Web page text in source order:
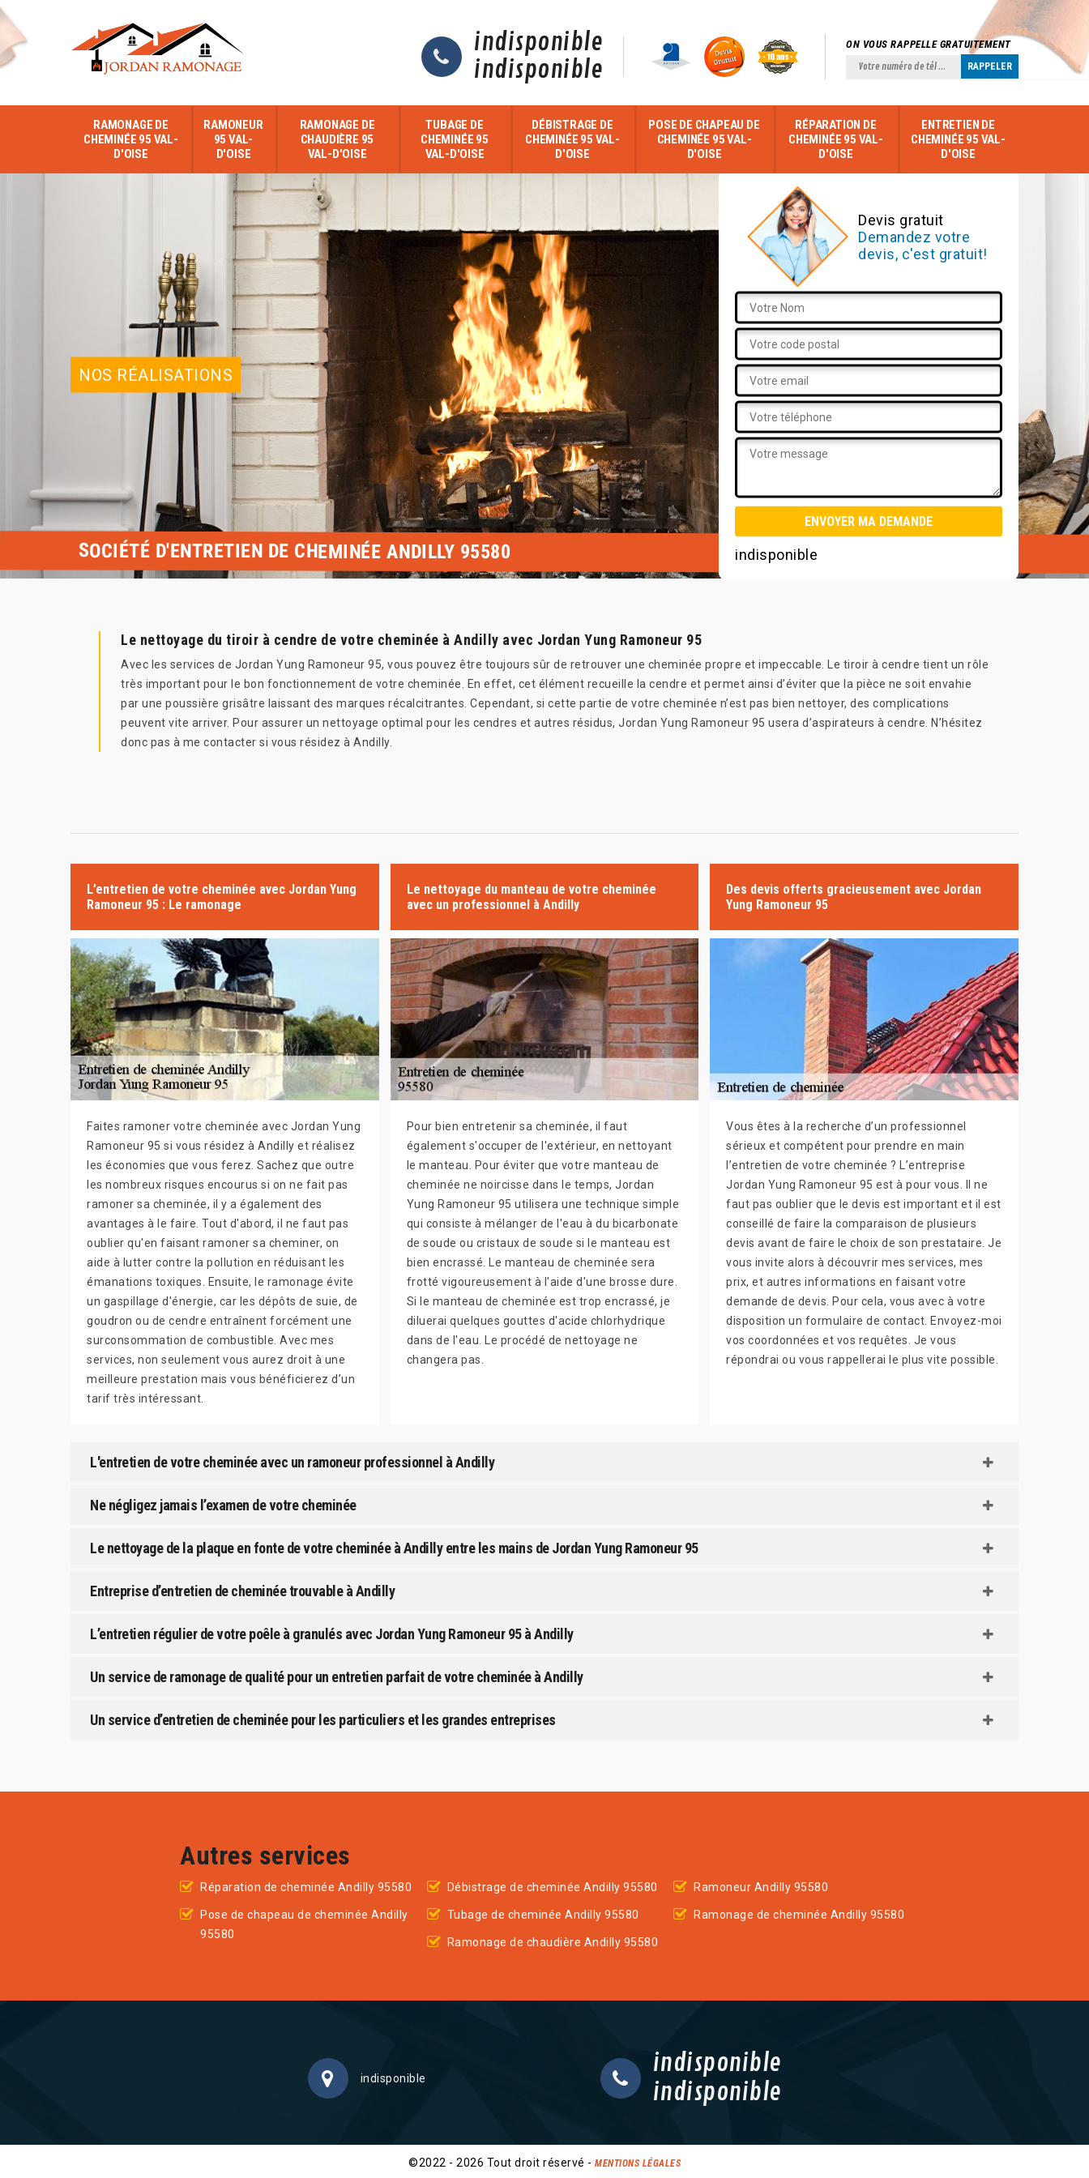
indisponible
indisponible
ON VOUS RAPPELLE GRATUITEMENT
RAMONAGE DE
CHEMINÉE 95 VAL-
D'OISE
RAMONEUR
95 VAL-
D'OISE
RAMONAGE DE
CHAUDIÈRE 95
VAL-D'OISE
TUBAGE DE
CHEMINÉE 95
VAL-D'OISE
DÉBISTRAGE DE
CHEMINÉE 95 VAL-
D'OISE
POSE DE CHAPEAU DE
CHEMINÉE 95 VAL-
D'OISE
RÉPARATION DE
CHEMINÉE 95 VAL-
D'OISE
ENTRETIEN DE
CHEMINÉE 95 VAL-
D'OISE
NOS RÉALISATIONS
Devis gratuit
Demandez votre
devis, c'est gratuit!
indisponible
SOCIÉTÉ D'ENTRETIEN DE CHEMINÉE ANDILLY 95580
Le nettoyage du tiroir à cendre de votre cheminée à Andilly avec Jordan Yung Ramoneur 95
Avec les services de Jordan Yung Ramoneur 95, vous pouvez être toujours sûr de retrouver une cheminée propre et impeccable. Le tiroir à cendre tient un rôle
très important pour le bon fonctionnement de votre cheminée. En effet, cet élément recueille la cendre et permet ainsi d’éviter que la pièce ne soit envahie
par une poussière grisâtre laissant des marques récalcitrantes. Cependant, si cette partie de votre cheminée n’est pas bien nettoyer, des complications
peuvent vite arriver. Pour assurer un nettoyage optimal pour les cendres et autres résidus, Jordan Yung Ramoneur 95 usera d’aspirateurs à cendre. N’hésitez
donc pas à me contacter si vous résidez à Andilly.
L’entretien de votre cheminée avec Jordan Yung
Ramoneur 95 : Le ramonage
Faites ramoner votre cheminée avec Jordan Yung
Ramoneur 95 si vous résidez à Andilly et réalisez
les économies que vous ferez. Sachez que outre
les nombreux risques encourus si on ne fait pas
ramoner sa cheminée, il y a également des
avantages à le faire. Tout d'abord, il ne faut pas
oublier qu'en faisant ramoner sa cheminer, on
aide à lutter contre la pollution en réduisant les
émanations toxiques. Ensuite, le ramonage évite
un gaspillage d'énergie, car les dépôts de suie, de
goudron ou de cendre entraînent forcément une
surconsommation de combustible. Avec mes
services, non seulement vous aurez droit à une
meilleure prestation mais vous bénéficierez d’un
tarif très intéressant.
Le nettoyage du manteau de votre cheminée
avec un professionnel à Andilly
Pour bien entretenir sa cheminée, il faut
également s'occuper de l'extérieur, en nettoyant
le manteau. Pour éviter que votre manteau de
cheminée ne noircisse dans le temps, Jordan
Yung Ramoneur 95 utilisera une technique simple
qui consiste à mélanger de l'eau à du bicarbonate
de soude ou cristaux de soude si le manteau est
bien encrassé. Le manteau de cheminée sera
frotté vigoureusement à l'aide d'une brosse dure.
Si le manteau de cheminée est trop encrassé, je
diluerai quelques gouttes d'acide chlorhydrique
dans de l'eau. Le procédé de nettoyage ne
changera pas.
Des devis offerts gracieusement avec Jordan
Yung Ramoneur 95
Vous êtes à la recherche d’un professionnel
sérieux et compétent pour prendre en main
l’entretien de votre cheminée ? L’entreprise
Jordan Yung Ramoneur 95 est à pour vous. Il ne
faut pas oublier que le devis est important et il est
conseillé de faire la comparaison de plusieurs
devis avant de faire le choix de son prestataire. Je
vous invite alors à découvrir mes services, mes
prix, et autres informations en faisant votre
demande de devis. Pour cela, vous avec à votre
disposition un formulaire de contact. Envoyez-moi
vos coordonnées et vos requêtes. Je vous
répondrai ou vous rappellerai le plus vite possible.
L'entretien de votre cheminée avec un ramoneur professionnel à Andilly
Ne négligez jamais l’examen de votre cheminée
Le nettoyage de la plaque en fonte de votre cheminée à Andilly entre les mains de Jordan Yung Ramoneur 95
Entreprise d’entretien de cheminée trouvable à Andilly
L’entretien régulier de votre poêle à granulés avec Jordan Yung Ramoneur 95 à Andilly
Un service de ramonage de qualité pour un entretien parfait de votre cheminée à Andilly
Un service d’entretien de cheminée pour les particuliers et les grandes entreprises
Autres services
Réparation de cheminée Andilly 95580
Pose de chapeau de cheminée Andilly
95580
Débistrage de cheminée Andilly 95580
Tubage de cheminée Andilly 95580
Ramonage de chaudière Andilly 95580
Ramoneur Andilly 95580
Ramonage de cheminée Andilly 95580
indisponible
indisponible
indisponible
©2022 - 2026 Tout droit réservé - MENTIONS LÉGALES